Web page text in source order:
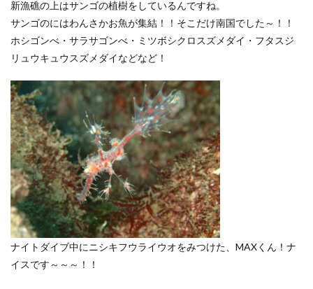
新漁礁の上はサンゴの植樹をしているんですね。
サンゴのにはわんさかお魚が集結！！そこだけ南国でした～！！
ホシゴンべ・サラサゴンべ・ミツボシクロスズメダイ・フタスジ
リュウキュウスズメダイなどなど！
ナイトダイブ中にニシキフウライウオをみつけた、MAXくん！ナ
イスです～～～！！